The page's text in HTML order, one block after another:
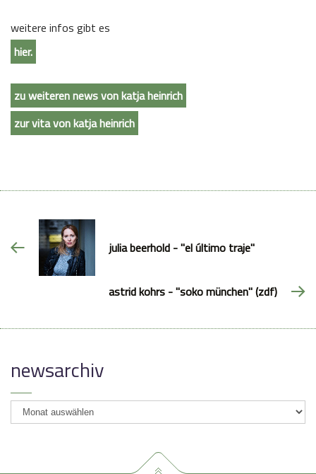
weitere infos gibt es
hier.
zu weiteren news von katja heinrich
zur vita von katja heinrich
julia beerhold - "el último traje"
astrid kohrs - "soko münchen" (zdf)
newsarchiv
newsarchiv